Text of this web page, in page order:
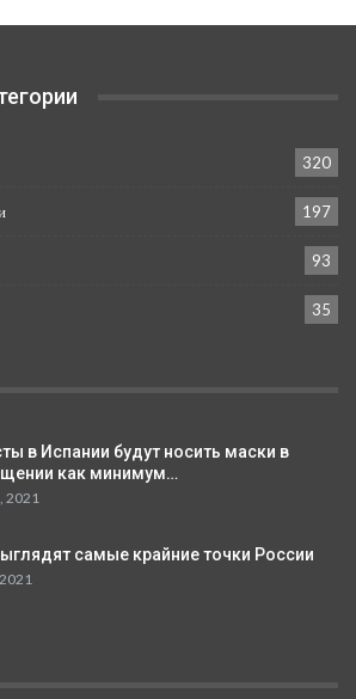
320
197
93
35
в Испании будут носить маски в
как минимум…
2021
самые крайние точки России